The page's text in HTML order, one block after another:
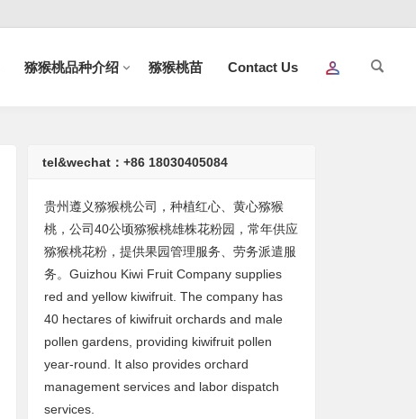
猕猴桃品种介绍 猕猴桃苗 Contact Us
tel&wechat：+86 18030405084
贵州遵义猕猴桃公司，种植红心、黄心猕猴
桃，公司40公顷猕猴桃雄株花粉园，常年供应
猕猴桃花粉，提供果园管理服务、劳务派遣服
务。Guizhou Kiwi Fruit Company supplies
red and yellow kiwifruit. The company has
40 hectares of kiwifruit orchards and male
pollen gardens, providing kiwifruit pollen
year-round. It also provides orchard
management services and labor dispatch
services.